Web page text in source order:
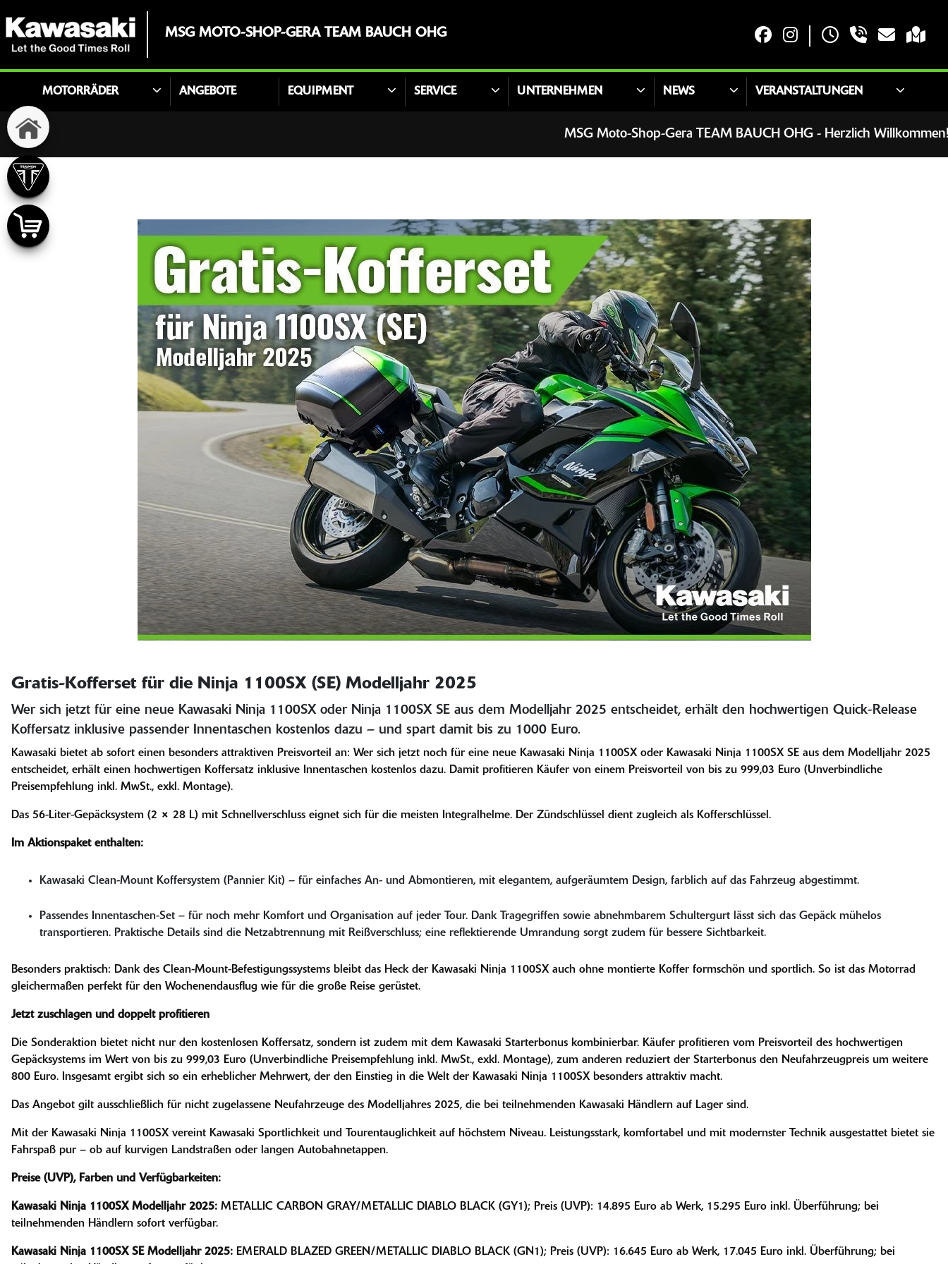
MSG MOTO-SHOP-GERA TEAM BAUCH OHG
MOTORRÄDER ANGEBOTE EQUIPMENT SERVICE UNTERNEHMEN NEWS VERANSTALTUNGEN
MSG Moto-Shop-Gera TEAM BAUCH OHG - Herzlich Willkommen!
Gratis-Kofferset für die Ninja 1100SX (SE) Modelljahr 2025
Wer sich jetzt für eine neue Kawasaki Ninja 1100SX oder Ninja 1100SX SE aus dem Modelljahr 2025 entscheidet, erhält den hochwertigen Quick-Release
Koffersatz inklusive passender Innentaschen kostenlos dazu – und spart damit bis zu 1000 Euro.
Kawasaki bietet ab sofort einen besonders attraktiven Preisvorteil an: Wer sich jetzt noch für eine neue Kawasaki Ninja 1100SX oder Kawasaki Ninja 1100SX SE aus dem Modelljahr 2025
entscheidet, erhält einen hochwertigen Koffersatz inklusive Innentaschen kostenlos dazu. Damit profitieren Käufer von einem Preisvorteil von bis zu 999,03 Euro (Unverbindliche
Preisempfehlung inkl. MwSt., exkl. Montage).
Das 56-Liter-Gepäcksystem (2 × 28 L) mit Schnellverschluss eignet sich für die meisten Integralhelme. Der Zündschlüssel dient zugleich als Kofferschlüssel.
Im Aktionspaket enthalten:
Kawasaki Clean-Mount Koffersystem (Pannier Kit) – für einfaches An- und Abmontieren, mit elegantem, aufgeräumtem Design, farblich auf das Fahrzeug abgestimmt.
Passendes Innentaschen-Set – für noch mehr Komfort und Organisation auf jeder Tour. Dank Tragegriffen sowie abnehmbarem Schultergurt lässt sich das Gepäck mühelos
transportieren. Praktische Details sind die Netzabtrennung mit Reißverschluss; eine reflektierende Umrandung sorgt zudem für bessere Sichtbarkeit.
Besonders praktisch: Dank des Clean-Mount-Befestigungssystems bleibt das Heck der Kawasaki Ninja 1100SX auch ohne montierte Koffer formschön und sportlich. So ist das Motorrad
gleichermaßen perfekt für den Wochenendausflug wie für die große Reise gerüstet.
Jetzt zuschlagen und doppelt profitieren
Die Sonderaktion bietet nicht nur den kostenlosen Koffersatz, sondern ist zudem mit dem Kawasaki Starterbonus kombinierbar. Käufer profitieren vom Preisvorteil des hochwertigen
Gepäcksystems im Wert von bis zu 999,03 Euro (Unverbindliche Preisempfehlung inkl. MwSt., exkl. Montage), zum anderen reduziert der Starterbonus den Neufahrzeugpreis um weitere
800 Euro. Insgesamt ergibt sich so ein erheblicher Mehrwert, der den Einstieg in die Welt der Kawasaki Ninja 1100SX besonders attraktiv macht.
Das Angebot gilt ausschließlich für nicht zugelassene Neufahrzeuge des Modelljahres 2025, die bei teilnehmenden Kawasaki Händlern auf Lager sind.
Mit der Kawasaki Ninja 1100SX vereint Kawasaki Sportlichkeit und Tourentauglichkeit auf höchstem Niveau. Leistungsstark, komfortabel und mit modernster Technik ausgestattet bietet sie
Fahrspaß pur – ob auf kurvigen Landstraßen oder langen Autobahnetappen.
Preise (UVP), Farben und Verfügbarkeiten:
Kawasaki Ninja 1100SX Modelljahr 2025: METALLIC CARBON GRAY/METALLIC DIABLO BLACK (GY1); Preis (UVP): 14.895 Euro ab Werk, 15.295 Euro inkl. Überführung; bei
teilnehmenden Händlern sofort verfügbar.
Kawasaki Ninja 1100SX SE Modelljahr 2025: EMERALD BLAZED GREEN/METALLIC DIABLO BLACK (GN1); Preis (UVP): 16.645 Euro ab Werk, 17.045 Euro inkl. Überführung; bei